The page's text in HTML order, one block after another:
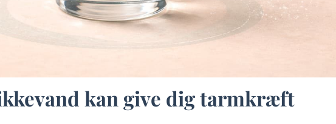
kan give dig tarmkræft